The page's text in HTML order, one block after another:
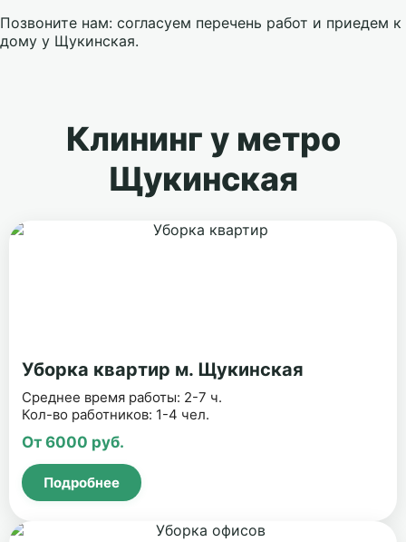
Позвоните нам: согласуем перечень работ и приедем к
дому у Щукинская.
Клининг у метро
Щукинская
Уборка квартир м. Щукинская
Среднее время работы: 2-7 ч.
Кол-во работников: 1-4 чел.
От 6000 руб.
Подробнее